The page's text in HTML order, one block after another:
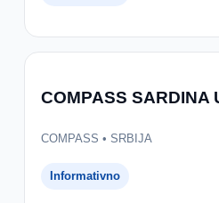
COMPASS SARDINA
COMPASS • SRBIJA
Informativno